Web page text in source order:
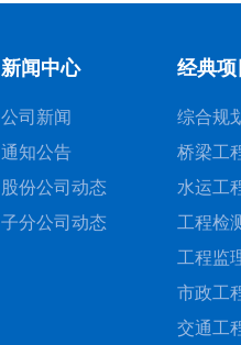
新闻中心
公司新闻
通知公告
股份公司动态
子分公司动态
经典项
综合规
桥梁工
水运工
工程检
工程监
市政工
交通工